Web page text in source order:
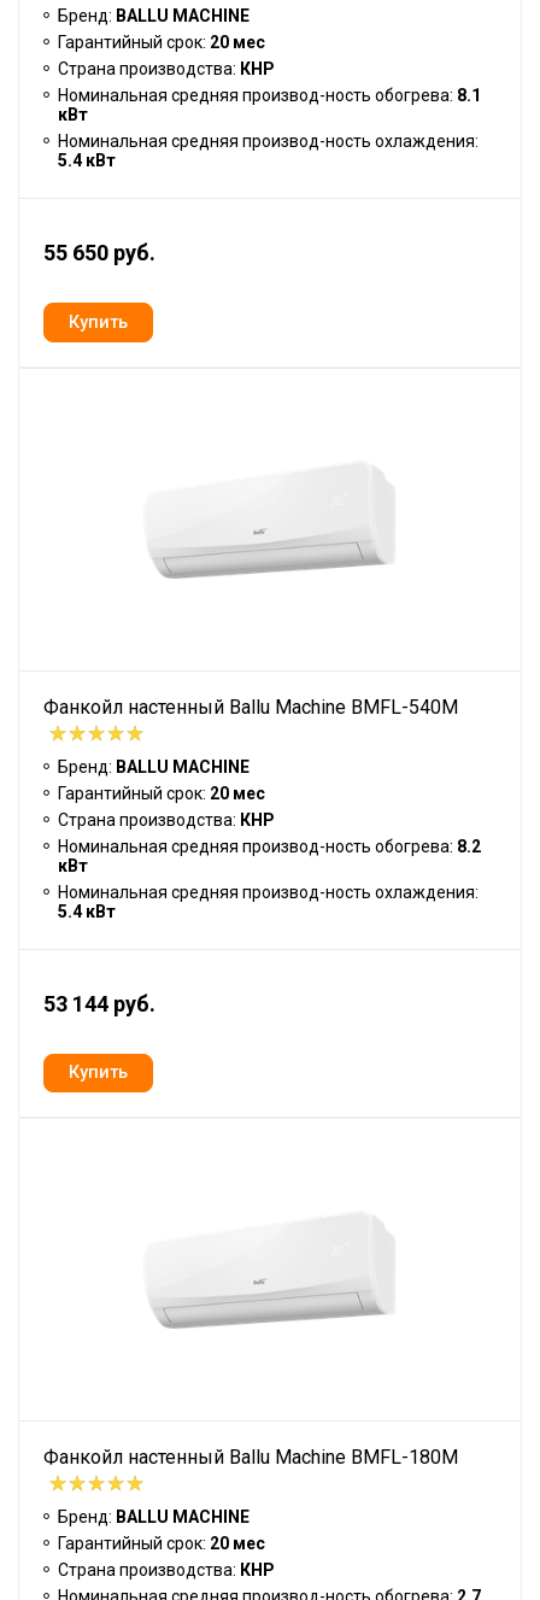
Бренд: BALLU MACHINE
Гарантийный срок: 20 мес
Страна производства: КНР
Номинальная средняя производ-ность обогрева: 8.1
кВт
Номинальная средняя производ-ность охлаждения:
5.4 кВт
55 650 руб.
Фанкойл настенный Ballu Machine BMFL-540M
Бренд: BALLU MACHINE
Гарантийный срок: 20 мес
Страна производства: КНР
Номинальная средняя производ-ность обогрева: 8.2
кВт
Номинальная средняя производ-ность охлаждения:
5.4 кВт
53 144 руб.
Фанкойл настенный Ballu Machine BMFL-180M
Бренд: BALLU MACHINE
Гарантийный срок: 20 мес
Страна производства: КНР